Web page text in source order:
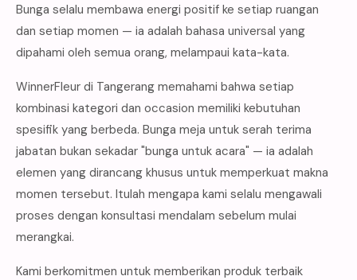
Bunga selalu membawa energi positif ke setiap ruangan
dan setiap momen — ia adalah bahasa universal yang
dipahami oleh semua orang, melampaui kata-kata.
WinnerFleur di Tangerang memahami bahwa setiap
kombinasi kategori dan occasion memiliki kebutuhan
spesifik yang berbeda. Bunga meja untuk serah terima
jabatan bukan sekadar "bunga untuk acara" — ia adalah
elemen yang dirancang khusus untuk memperkuat makna
momen tersebut. Itulah mengapa kami selalu mengawali
proses dengan konsultasi mendalam sebelum mulai
merangkai.
Kami berkomitmen untuk memberikan produk terbaik